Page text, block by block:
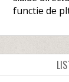
functie de